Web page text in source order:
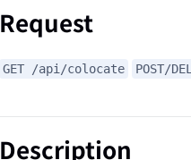
Request
GET /api/colocate POST/
Description